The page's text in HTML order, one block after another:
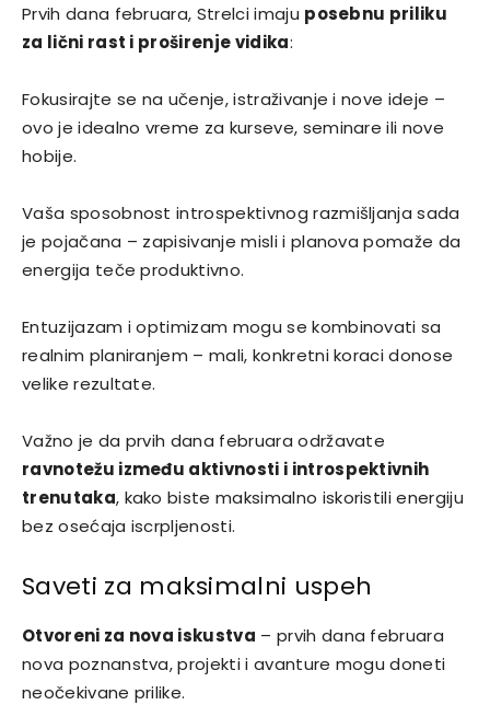
Prvih dana februara, Strelci imaju posebnu priliku
za lični rast i proširenje vidika:
Fokusirajte se na učenje, istraživanje i nove ideje –
ovo je idealno vreme za kurseve, seminare ili nove
hobije.
Vaša sposobnost introspektivnog razmišljanja sada
je pojačana – zapisivanje misli i planova pomaže da
energija teče produktivno.
Entuzijazam i optimizam mogu se kombinovati sa
realnim planiranjem – mali, konkretni koraci donose
velike rezultate.
Važno je da prvih dana februara održavate
ravnotežu između aktivnosti i introspektivnih
trenutaka, kako biste maksimalno iskoristili energiju
bez osećaja iscrpljenosti.
Saveti za maksimalni uspeh
Otvoreni za nova iskustva – prvih dana februara
nova poznanstva, projekti i avanture mogu doneti
neočekivane prilike.